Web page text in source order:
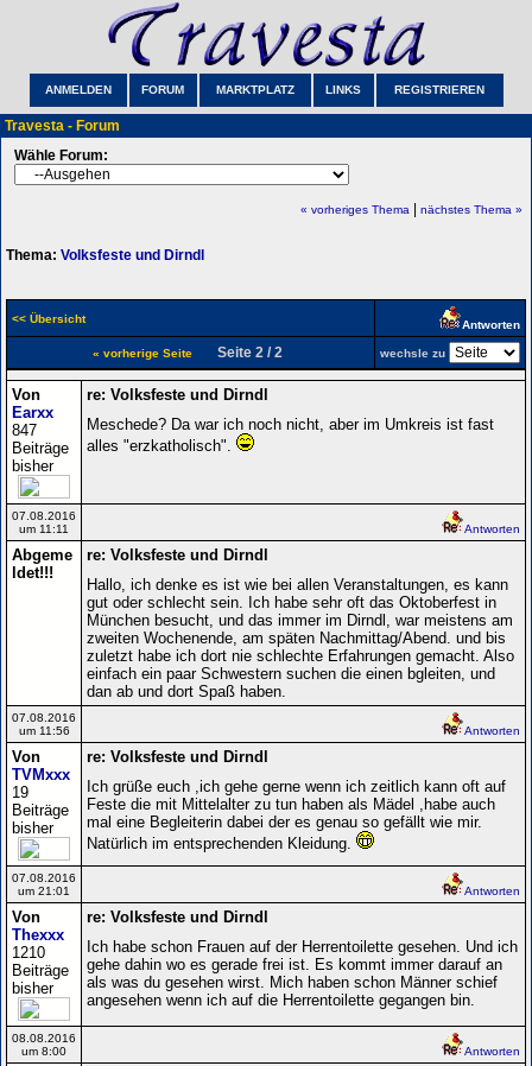
ANMELDEN FORUM MARKTPLATZ LINKS REGISTRIEREN
Travesta - Forum
Wähle Forum:
« vorheriges Thema nächstes Thema »
Thema: Volksfeste und Dirndl
<< Übersicht Antworten
« vorherige SeiteSeite 2 / 2 wechsle zu
Von
Earxx
847
Beiträge
bisher
re: Volksfeste und Dirndl
Meschede? Da war ich noch nicht, aber im Umkreis ist fast
alles "erzkatholisch".
07.08.2016
um 11:11
Antworten
Abgeme
ldet!!!
re: Volksfeste und Dirndl
Hallo, ich denke es ist wie bei allen Veranstaltungen, es kann
gut oder schlecht sein. Ich habe sehr oft das Oktoberfest in
München besucht, und das immer im Dirndl, war meistens am
zweiten Wochenende, am späten Nachmittag/Abend. und bis
zuletzt habe ich dort nie schlechte Erfahrungen gemacht. Also
einfach ein paar Schwestern suchen die einen bgleiten, und
dan ab und dort Spaß haben.
07.08.2016
um 11:56
Antworten
Von
TVMxxx
19
Beiträge
bisher
re: Volksfeste und Dirndl
Ich grüße euch ,ich gehe gerne wenn ich zeitlich kann oft auf
Feste die mit Mittelalter zu tun haben als Mädel ,habe auch
mal eine Begleiterin dabei der es genau so gefällt wie mir.
Natürlich im entsprechenden Kleidung.
07.08.2016
um 21:01
Antworten
Von
Thexxx
1210
Beiträge
bisher
re: Volksfeste und Dirndl
Ich habe schon Frauen auf der Herrentoilette gesehen. Und ich
gehe dahin wo es gerade frei ist. Es kommt immer darauf an
als was du gesehen wirst. Mich haben schon Männer schief
angesehen wenn ich auf die Herrentoilette gegangen bin.
08.08.2016
um 8:00
Antworten